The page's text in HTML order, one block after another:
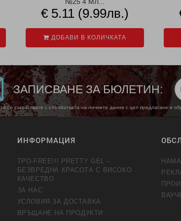
№25 4 МЛ...
€ 5.11 (9.99лв.)
ДОБАВИ В КОЛИЧКАТА
ЗАПИСВАНЕ ЗА БЮЛЕТИН:
се съгласявате с обработката на личните данни с цел предлагане и
ИНФОРМАЦИЯ
TPO-FREE!!! PRETTY GEL –
БЕЗВРЕДНА КРАСОТА С ВИСОКО
КАЧЕСТВО
ЗА НАС
УСЛОВИЯ ЗА ДОСТАВКА
ВРЪЩАНЕ НА ПРОДУКТИ